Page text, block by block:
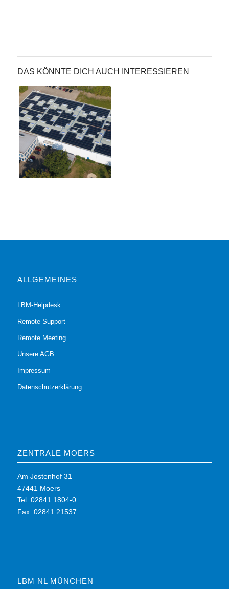
DAS KÖNNTE DICH AUCH INTERESSIEREN
ALLGEMEINES
LBM-Helpdesk
Remote Support
Remote Meeting
Unsere AGB
Impressum
Datenschutzerklärung
ZENTRALE MOERS
Am Jostenhof 31
47441 Moers
Tel: 02841 1804-0
Fax: 02841 21537
LBM NL MÜNCHEN